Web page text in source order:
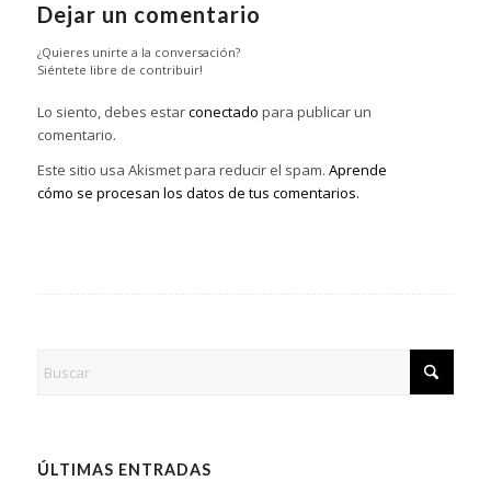
Dejar un comentario
¿Quieres unirte a la conversación?
Siéntete libre de contribuir!
Lo siento, debes estarconectado para publicar un
comentario.
Este sitio usa Akismet para reducir el spam. Aprende
cómo se procesan los datos de tus comentarios.
ÚLTIMAS ENTRADAS